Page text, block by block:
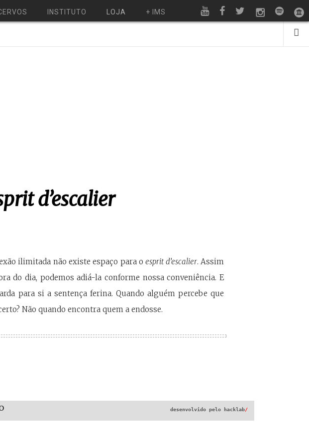
INSTITUTO LOJA + IMS
d’escalier
ilimitada não existe espaço para oesprit d’escalier. Assim
do dia, podemos adiá-la conforme nossa conveniência. E
para si a sentença ferina. Quando alguém percebe que
Não quando encontra quem a endosse.
desenvolvido pelo hacklab/